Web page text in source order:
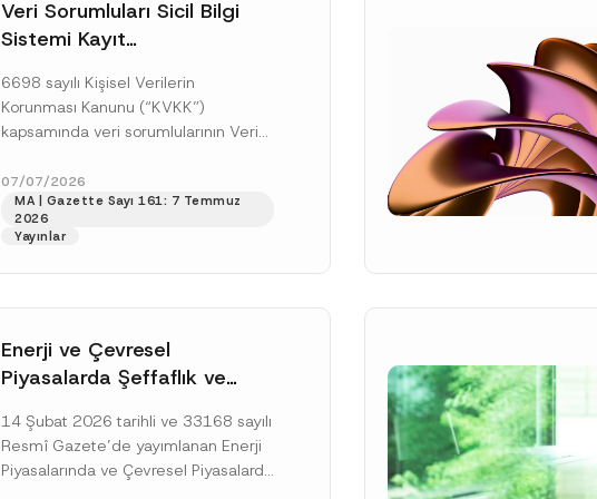
Veri Sorumluları Sicil Bilgi
Sistemi Kayıt
Uzatımı
6698 sayılı Kişisel Verilerin
Korunması Kanunu (“KVKK”)
kapsamında veri sorumlularının Veri
(“VERBİS”) kayıt ve bildirim
yükümlülüğüne ilişkin eşikler Kişisel...
[Devamını Oku]
07/07/2026
MA | Gazette Sayı 161: 7 Temmuz
2026
Yayınlar
Enerji ve Çevresel
Piyasalarda Şeffaflık ve
İlişkin Yönetmelik’in Yürürlük
Tarihi Ertelendi
14 Şubat 2026 tarihli ve 33168 sayılı
Resmî Gazete’de yayımlanan Enerji
Piyasalarında ve Çevresel Piyasalarda